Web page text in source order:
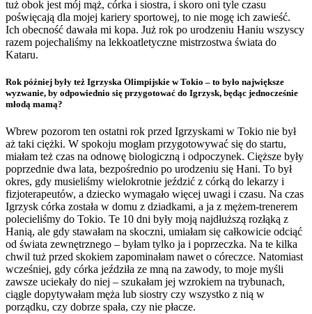
tuż obok jest mój mąż, córka i siostra, i skoro oni tyle czasu
poświęcają dla mojej kariery sportowej, to nie mogę ich zawieść.
Ich obecność dawała mi kopa. Już rok po urodzeniu Haniu wszyscy
razem pojechaliśmy na lekkoatletyczne mistrzostwa świata do
Kataru.
Rok później były też Igrzyska Olimpijskie w Tokio – to było największe
wyzwanie, by odpowiednio się przygotować do Igrzysk, będąc jednocześnie
młodą mamą?
Wbrew pozorom ten ostatni rok przed Igrzyskami w Tokio nie był
aż taki ciężki. W spokoju mogłam przygotowywać się do startu,
miałam też czas na odnowę biologiczną i odpoczynek. Cięższe były
poprzednie dwa lata, bezpośrednio po urodzeniu się Hani. To był
okres, gdy musieliśmy wielokrotnie jeździć z córką do lekarzy i
fizjoterapeutów, a dziecko wymagało więcej uwagi i czasu. Na czas
Igrzysk córka została w domu z dziadkami, a ja z mężem-trenerem
polecieliśmy do Tokio. Te 10 dni były moją najdłuższą rozłąką z
Hanią, ale gdy stawałam na skoczni, umiałam się całkowicie odciąć
od świata zewnętrznego – byłam tylko ja i poprzeczka. Na te kilka
chwil tuż przed skokiem zapominałam nawet o córeczce. Natomiast
wcześniej, gdy córka jeździła ze mną na zawody, to moje myśli
zawsze uciekały do niej – szukałam jej wzrokiem na trybunach,
ciągle dopytywałam męża lub siostry czy wszystko z nią w
porządku, czy dobrze spała, czy nie płacze.